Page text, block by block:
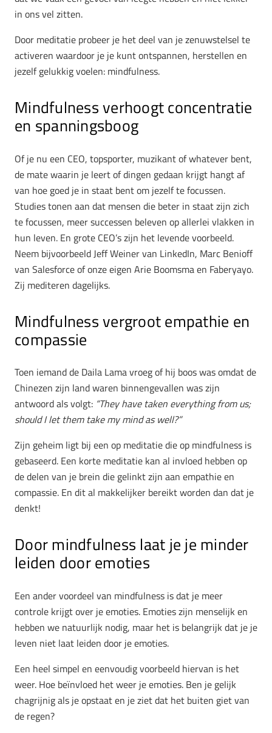
in ons vel zitten.
Door meditatie probeer je het deel van je zenuwstelsel te
activeren waardoor je je kunt ontspannen, herstellen en
jezelf gelukkig voelen: mindfulness.
Mindfulness verhoogt concentratie
en spanningsboog
Of je nu een CEO, topsporter, muzikant of whatever bent,
de mate waarin je leert of dingen gedaan krijgt hangt af
van hoe goed je in staat bent om jezelf te focussen.
Studies tonen aan dat mensen die beter in staat zijn zich
te focussen, meer successen beleven op allerlei vlakken in
hun leven. En grote CEO’s zijn het levende voorbeeld.
Neem bijvoorbeeld Jeff Weiner van LinkedIn, Marc Benioff
van Salesforce of onze eigen Arie Boomsma en Faberyayo.
Zij mediteren dagelijks.
Mindfulness vergroot empathie en
compassie
Toen iemand de Daila Lama vroeg of hij boos was omdat de
Chinezen zijn land waren binnengevallen was zijn
antwoord als volgt: “They have taken everything from us;
should I let them take my mind as well?”
Zijn geheim ligt bij een op meditatie die op mindfulness is
gebaseerd. Een korte meditatie kan al invloed hebben op
de delen van je brein die gelinkt zijn aan empathie en
compassie. En dit al makkelijker bereikt worden dan dat je
denkt!
Door mindfulness laat je je minder
leiden door emoties
Een ander voordeel van mindfulness is dat je meer
controle krijgt over je emoties. Emoties zijn menselijk en
hebben we natuurlijk nodig, maar het is belangrijk dat je je
leven niet laat leiden door je emoties.
Een heel simpel en eenvoudig voorbeeld hiervan is het
weer. Hoe beïnvloed het weer je emoties. Ben je gelijk
chagrijnig als je opstaat en je ziet dat het buiten giet van
de regen?